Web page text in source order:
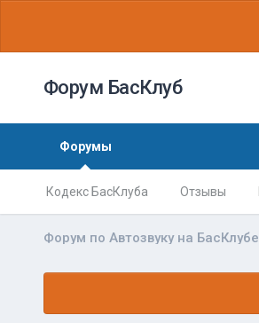
Форум БасКлуб
Форумы
Кодекс БасКлуба Отзывы
Форум по Автозвуку на БасКлубе